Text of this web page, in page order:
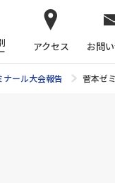
アクセス お問
ナール大会報告 菅本ゼ